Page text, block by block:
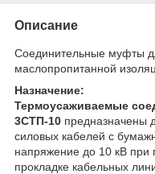
Описание
Соединительные муфты
маслопропитанной
Назначение:
Термоусаживаемые
3СТП-10 предназначены
силовых кабелей с
напряжение до 10 кВ при
прокладке кабельных